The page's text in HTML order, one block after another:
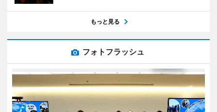
もっと見る
フォトフラッシュ